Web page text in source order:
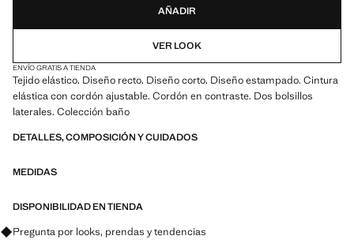
AÑADIR
VER LOOK
ENVÍO GRATIS A TIENDA
Tejido elástico. Diseño recto. Diseño corto. Diseño estampado. Cintura
elástica con cordón ajustable. Cordón en contraste. Dos bolsillos
laterales. Colección baño
DETALLES, COMPOSICIÓN Y CUIDADOS
MEDIDAS
DISPONIBILIDAD EN TIENDA
Pregunta por looks, prendas y tendencias